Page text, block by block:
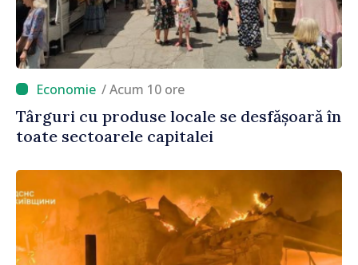
/ Acum 10 ore
Târguri cu produse locale se desfășoară în
toate sectoarele capitalei